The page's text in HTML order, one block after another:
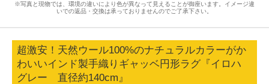
※写真と現物では、環境の違いにより色が異なって見えることが御座います。イメージ違
いでの返品・交換は承っておりませんのでご了承下さい。
超激安！天然ウール100%のナチュラルカラーがか
わいいインド製手織りギャッベ円形ラグ『イロハ
グレー 直径約140cm』